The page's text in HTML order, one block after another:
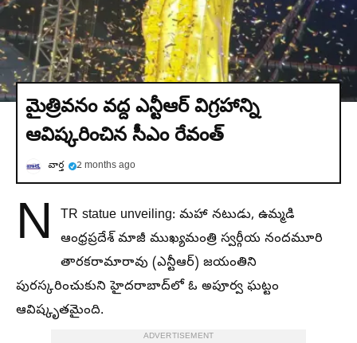
మైత్రివనం వద్ద ఎన్టీఆర్ విగ్రహాన్ని
ఆవిష్కరించిన సీఎం రేవంత్
వార్త 2 months ago
N
TR statue unveiling: మహా నటుడు, ఉమ్మడి
ఆంధ్రప్రదేశ్ మాజీ ముఖ్యమంత్రి స్వర్గీయ నందమూరి
తారకరామారావు (ఎన్టీఆర్) జయంతిని
పురస్కరించుకుని హైదరాబాద్‌లో ఓ అపూర్వ ఘట్టం
ఆవిష్కృతమైంది.
ADVERTISEMENT